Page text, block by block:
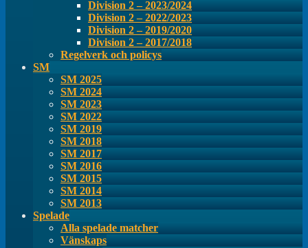
Division 2 – 2023/2024
Division 2 – 2022/2023
Division 2 – 2019/2020
Division 2 – 2017/2018
Regelverk och policys
SM
SM 2025
SM 2024
SM 2023
SM 2022
SM 2019
SM 2018
SM 2017
SM 2016
SM 2015
SM 2014
SM 2013
Spelade
Alla spelade matcher
Vänskaps